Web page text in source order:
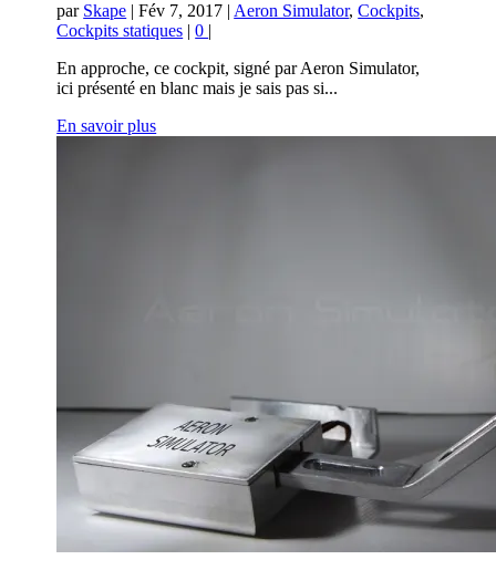
par Skape |Fév 7, 2017 | Aeron Simulator,Cockpits,
Cockpits statiques |0 |
En approche, ce cockpit, signé par Aeron Simulator,
ici présenté en blanc mais je sais pas si...
En savoir plus